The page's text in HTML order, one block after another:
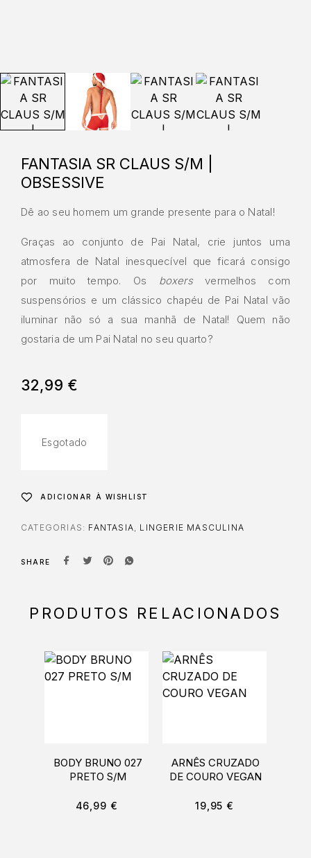
FANTASIA SR CLAUS S/M |
OBSESSIVE
Dê ao seu homem um grande presente para o Natal!
Graças ao conjunto de Pai Natal, crie juntos uma
atmosfera de Natal inesquecível que ficará consigo
por muito tempo. Os boxersvermelhos com
suspensórios e um clássico chapéu de Pai Natal vão
iluminar não só a sua manhã de Natal! Quem não
gostaria de um Pai Natal no seu quarto?
32,99 €
Esgotado
ADICIONAR À WISHLIST
CATEGORIAS: FANTASIA LINGERIE MASCULINA
SHARE
PRODUTOS RELACIONADOS
BODY BRUNO 027
PRETO S/M
46,99 €
ARNÊS CRUZADO
DE COURO VEGAN
19,95 €